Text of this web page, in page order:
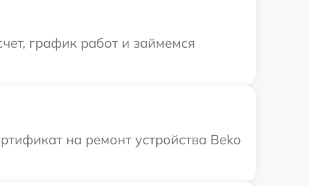
график работ и займемся
на ремонт устройства Beko